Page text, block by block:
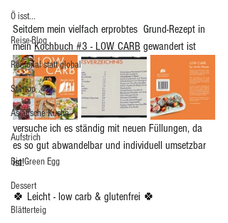
Ö isst...
Reise-Blog
Regional statt global
Startup
Asiatische Küche
Aufstrich
Big Green Egg
Dessert
Blätterteig
Seitdem mein vielfach erprobtes  Grund-Rezept in
mein Kochbuch #3 - LOW CARB gewandert ist
versuche ich es ständig mit neuen Füllungen, da
es so gut abwandelbar und individuell umsetzbar
ist!
🍀 Leicht - low carb & glutenfrei 🍀